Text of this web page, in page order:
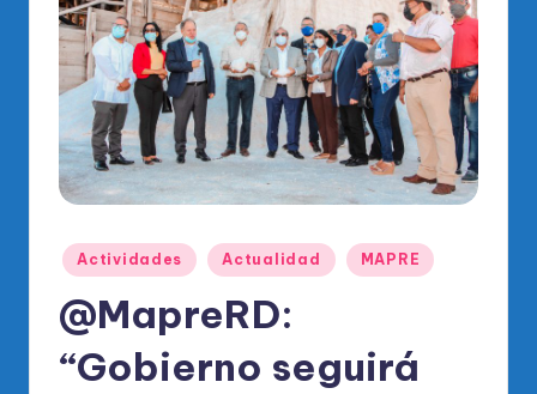
di
O
fi
al
el
Publicado
en
Actividades Actualidad MAPRE
@MapreRD:
“Gobierno seguirá